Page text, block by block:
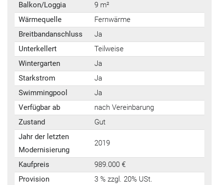
Balkon/Loggia
9 m²
Wärmequelle
Fernwärme
Breitbandanschluss
Ja
Unterkellert
Teilweise
Wintergarten
Ja
Starkstrom
Ja
Swimmingpool
Ja
Verfügbar ab
nach Vereinbarung
Zustand
Gut
Jahr der letzten
Modernisierung
2019
Kaufpreis
989.000 €
Provision
3 % zzgl. 20% USt.